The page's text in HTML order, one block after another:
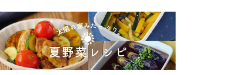
リ食べて、夏バテを吹き飛ばしましょ
う！